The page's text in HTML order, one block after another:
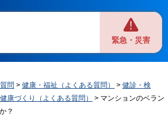
緊急・災害
問 >健康・福祉（よくある質問） >健診・検
健康づくり（よくある質問）
> マンションのベラン
？